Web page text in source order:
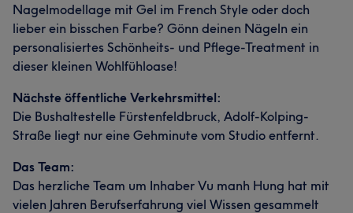
Nagelmodellage mit Gel im French Style oder doch
lieber ein bisschen Farbe? Gönn deinen Nägeln ein
personalisiertes Schönheits- und Pflege-Treatment in
dieser kleinen Wohlfühloase!
Nächste öffentliche Verkehrsmittel:
Die Bushaltestelle Fürstenfeldbruck, Adolf-Kolping-
Straße liegt nur eine Gehminute vom Studio entfernt.
Das Team:
Das herzliche Team um Inhaber Vu manh Hung hat mit
vielen Jahren Berufserfahrung viel Wissen gesammelt